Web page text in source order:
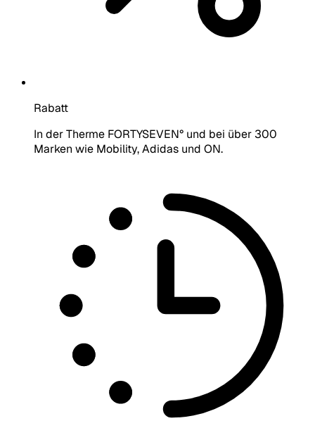
Rabatt
In der Therme FORTYSEVEN° und bei über 300
Marken wie Mobility, Adidas und ON.